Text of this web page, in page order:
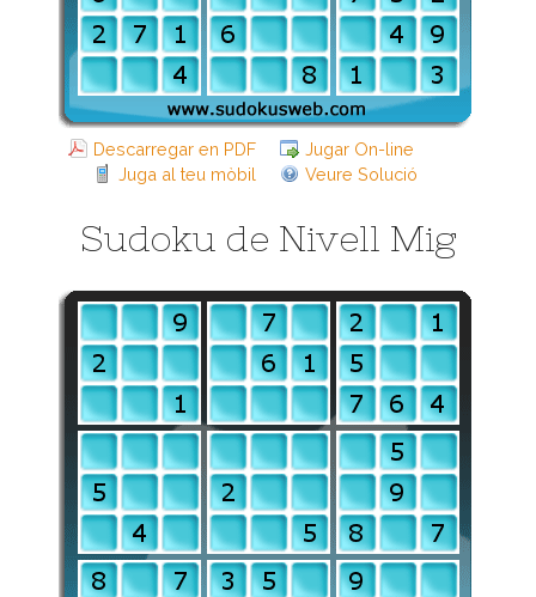
Descarregar en PDF
Jugar On-line
Juga al teu mòbil
Veure Solució
Sudoku de Nivell Mig